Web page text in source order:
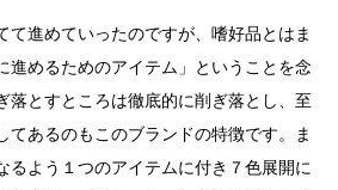
て進めていったのですが、嗜好品とはま
進めるためのアイテム」ということを念
落とすところは徹底的に削ぎ落とし、至
てあるのもこのブランドの特徴です。ま
るよう１つのアイテムに付き７色展開に